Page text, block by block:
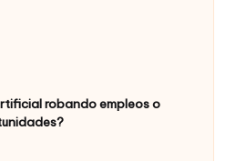
robando empleos o